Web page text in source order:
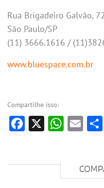
Rua Brigadeiro Galvão,
São Paulo/SP
(11) 3666.1616 /
www.bluespace.com.br
Compartilhe isso:
Facebook
X